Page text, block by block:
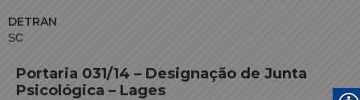
DETRAN
SC
Portaria 031/14 – Designação de Junta
Psicológica – Lages